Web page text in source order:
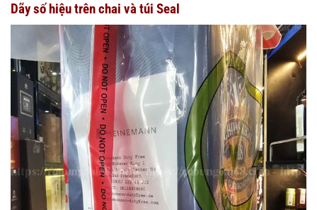
Dãy số hiệu trên chai và túi Seal